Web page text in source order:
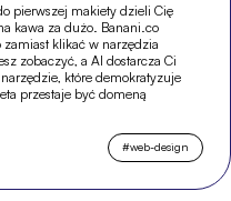
pierwszej makiety dzieli Cię
kawa za dużo. Banani.co
klikać w narzędzia
zobaczyć, a AI dostarcza Ci
które demokratyzuje
przestaje być domeną
#web-design